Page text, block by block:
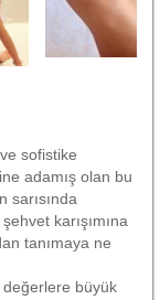
sofistike
adamış olan bu
sarısında
karışımına
tanımaya ne
değerlere büyük